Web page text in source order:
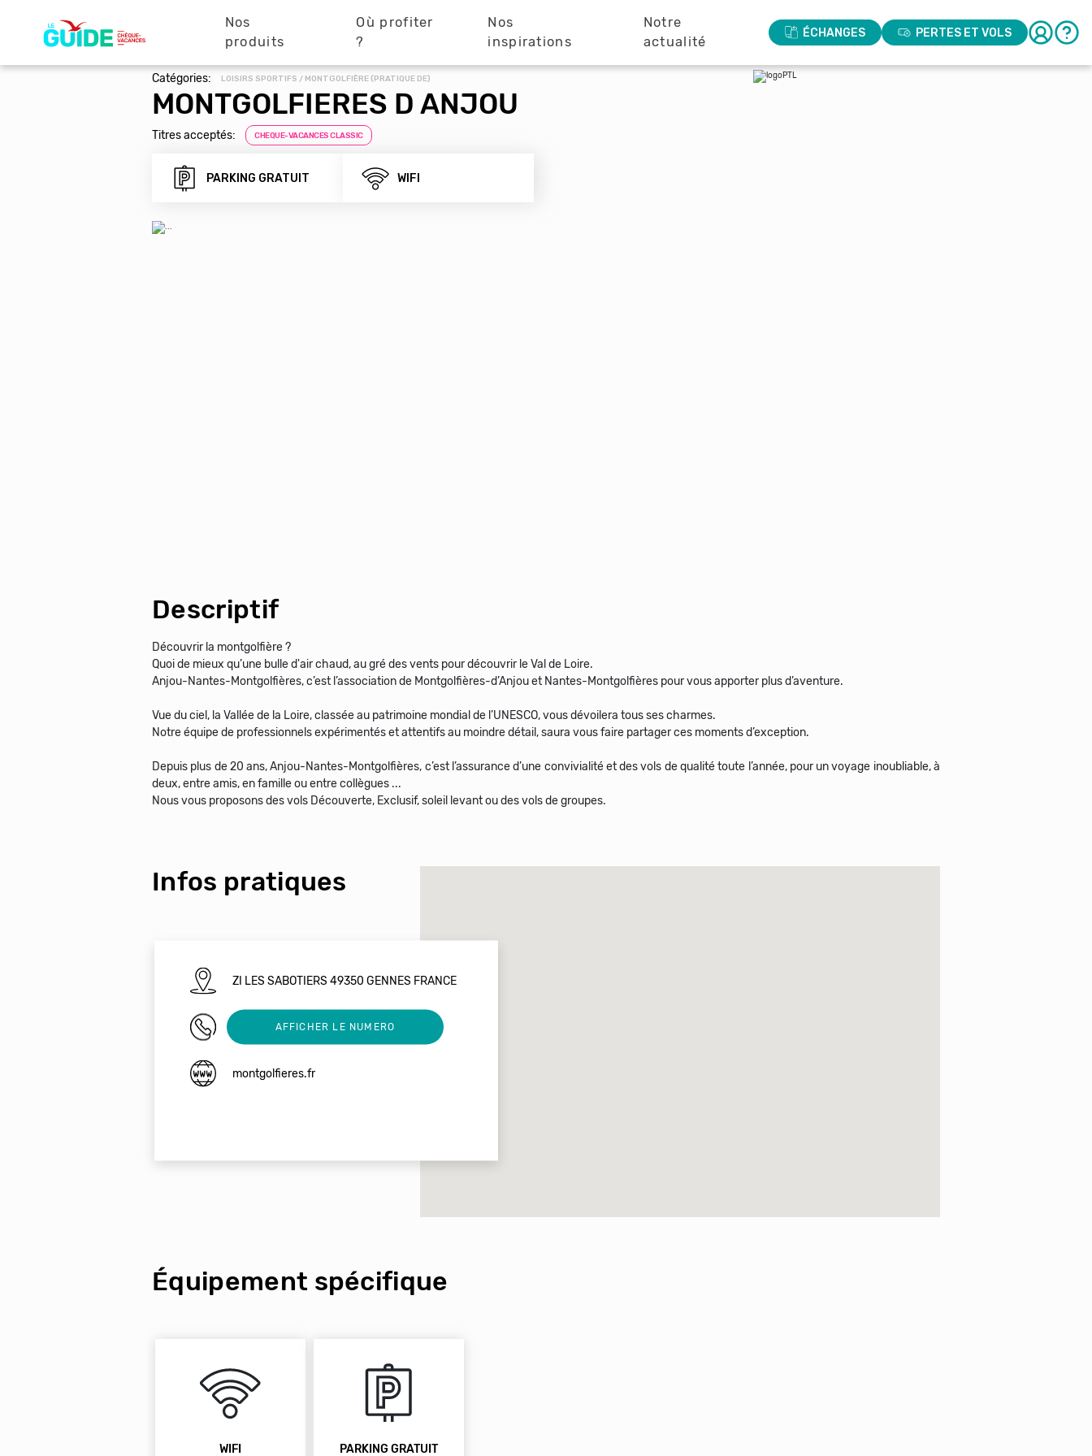
principale
Nos
produits
Où profiter
?
Nos
inspirations
Notre
actualité
ÉCHANGES PERTES ET VOLS
Catégories: LOISIRS SPORTIFS / MONTGOLFIÈRE (PRATIQUE DE)
MONTGOLFIERES D ANJOU
Titres acceptés: CHEQUE-VACANCES CLASSIC
PARKING GRATUIT WIFI
Descriptif
Découvrir la montgolfière ?
Quoi de mieux qu’une bulle d'air chaud, au gré des vents pour découvrir le Val de Loire.
Anjou-Nantes-Montgolfières, c’est l’association de Montgolfières-d’Anjou et Nantes-Montgolfières pour vous apporter plus d’aventure.
Vue du ciel, la Vallée de la Loire, classée au patrimoine mondial de l’UNESCO, vous dévoilera tous ses charmes.
Notre équipe de professionnels expérimentés et attentifs au moindre détail, saura vous faire partager ces moments d’exception.
Depuis plus de 20 ans, Anjou-Nantes-Montgolfières, c’est l’assurance d’une convivialité et des vols de qualité toute l’année, pour un voyage inoubliable, à
deux, entre amis, en famille ou entre collègues ...
Infos pratiques
ZI LES SABOTIERS 49350 GENNES FRANCE
02 41 404 804AFFICHER LE NUMERO
montgolfieres.fr
Équipement spécifique
WIFI PARKING GRATUIT